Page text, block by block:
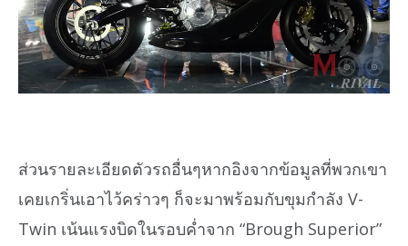
ส่วนรายละเอียดตัวรถอื่นๆหากอิงจากข้อมูลที่พวกเขา
เคยเกริ่นเอาไว้คร่าวๆ ก็จะมาพร้อมกับขุมกำลัง V-
Twin เน้นแรงบิดในรอบค่ำจาก “Brough Superior”